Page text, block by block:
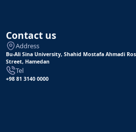
Contact us
Address
Bu-Ali Sina University, Shahid Mostafa Ahmadi
Street, Hamedan
Tel
+98 81 3140 0000